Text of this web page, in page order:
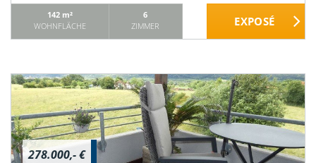
142 m²
WOHNFLÄCHE
6
ZIMMER
278.000,- €